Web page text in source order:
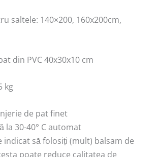
saltele: 140×200, 160x200cm,
din PVC 40x30x10 cm
kg
de pat finet
la 30-40° C automat
indicat să folosiți (mult) balsam de
poate reduce calitatea de